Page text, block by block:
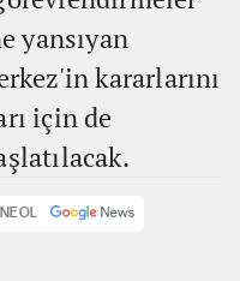
yansıyan
kararlarını
için de
OL